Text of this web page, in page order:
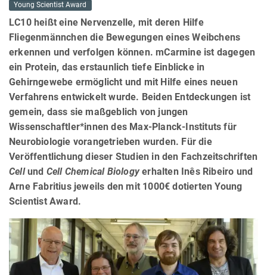
Young Scientist Award
LC10 heißt eine Nervenzelle, mit deren Hilfe
Fliegenmännchen die Bewegungen eines Weibchens
erkennen und verfolgen können. mCarmine ist dagegen
ein Protein, das erstaunlich tiefe Einblicke in
Gehirngewebe ermöglicht und mit Hilfe eines neuen
Verfahrens entwickelt wurde. Beiden Entdeckungen ist
gemein, dass sie maßgeblich von jungen
Wissenschaftler*innen des Max-Planck-Instituts für
Neurobiologie vorangetrieben wurden. Für die
Veröffentlichung dieser Studien in den Fachzeitschriften
Cellund Cell Chemical Biologyerhalten Inês Ribeiro und
Arne Fabritius jeweils den mit 1000€ dotierten Young
Scientist Award.